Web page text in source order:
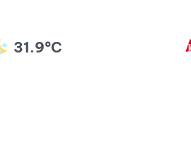
31.9°C